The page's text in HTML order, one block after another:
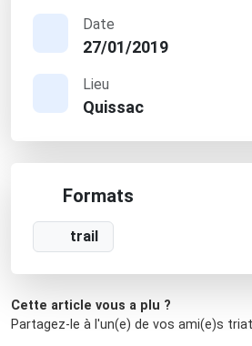
Date
27/01/2019
Lieu
Quissac
Formats
trail
Cette article vous a plu ?
Partagez-le à l'un(e) de vos ami(e)s